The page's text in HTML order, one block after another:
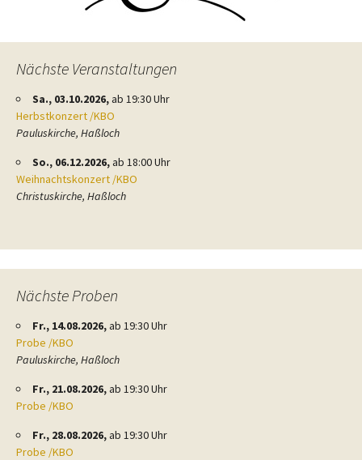
Nächste Veranstaltungen
Sa., 03.10.2026,ab 19:30 Uhr
Herbstkonzert /KBO
Pauluskirche, Haßloch
So., 06.12.2026,ab 18:00 Uhr
Weihnachtskonzert /KBO
Christuskirche, Haßloch
Nächste Proben
Fr., 14.08.2026,ab 19:30 Uhr
Probe /KBO
Pauluskirche, Haßloch
Fr., 21.08.2026,ab 19:30 Uhr
Probe /KBO
Fr., 28.08.2026,ab 19:30 Uhr
Probe /KBO